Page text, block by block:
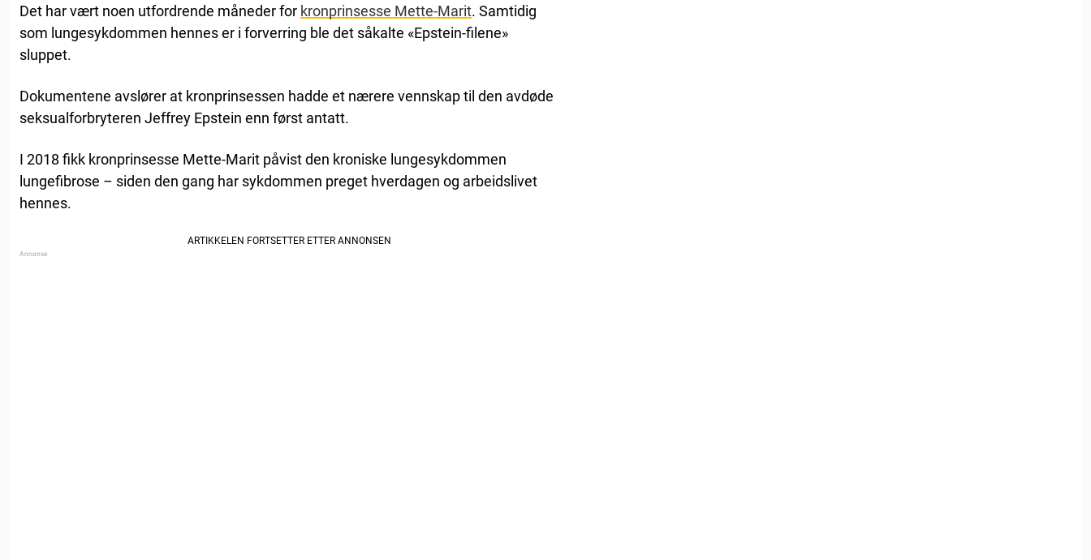
Det har vært noen utfordrende måneder for kronprinsesse Mette-Marit. Samtidig
som lungesykdommen hennes er i forverring ble det såkalte «Epstein-filene»
sluppet.
Dokumentene avslører at kronprinsessen hadde et nærere vennskap til den avdøde
seksualforbryteren Jeffrey Epstein enn først antatt.
I 2018 fikk kronprinsesse Mette-Marit påvist den kroniske lungesykdommen
lungefibrose – siden den gang har sykdommen preget hverdagen og arbeidslivet
hennes.